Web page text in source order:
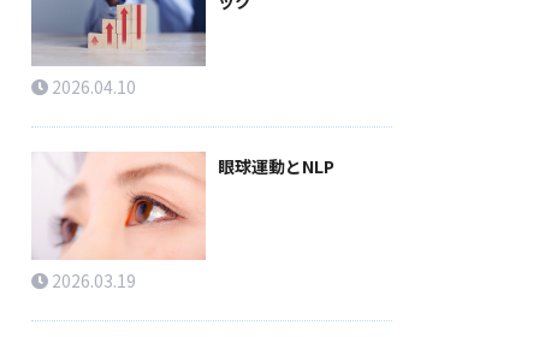
2026.04.10
眼球運動とNLP
2026.03.19